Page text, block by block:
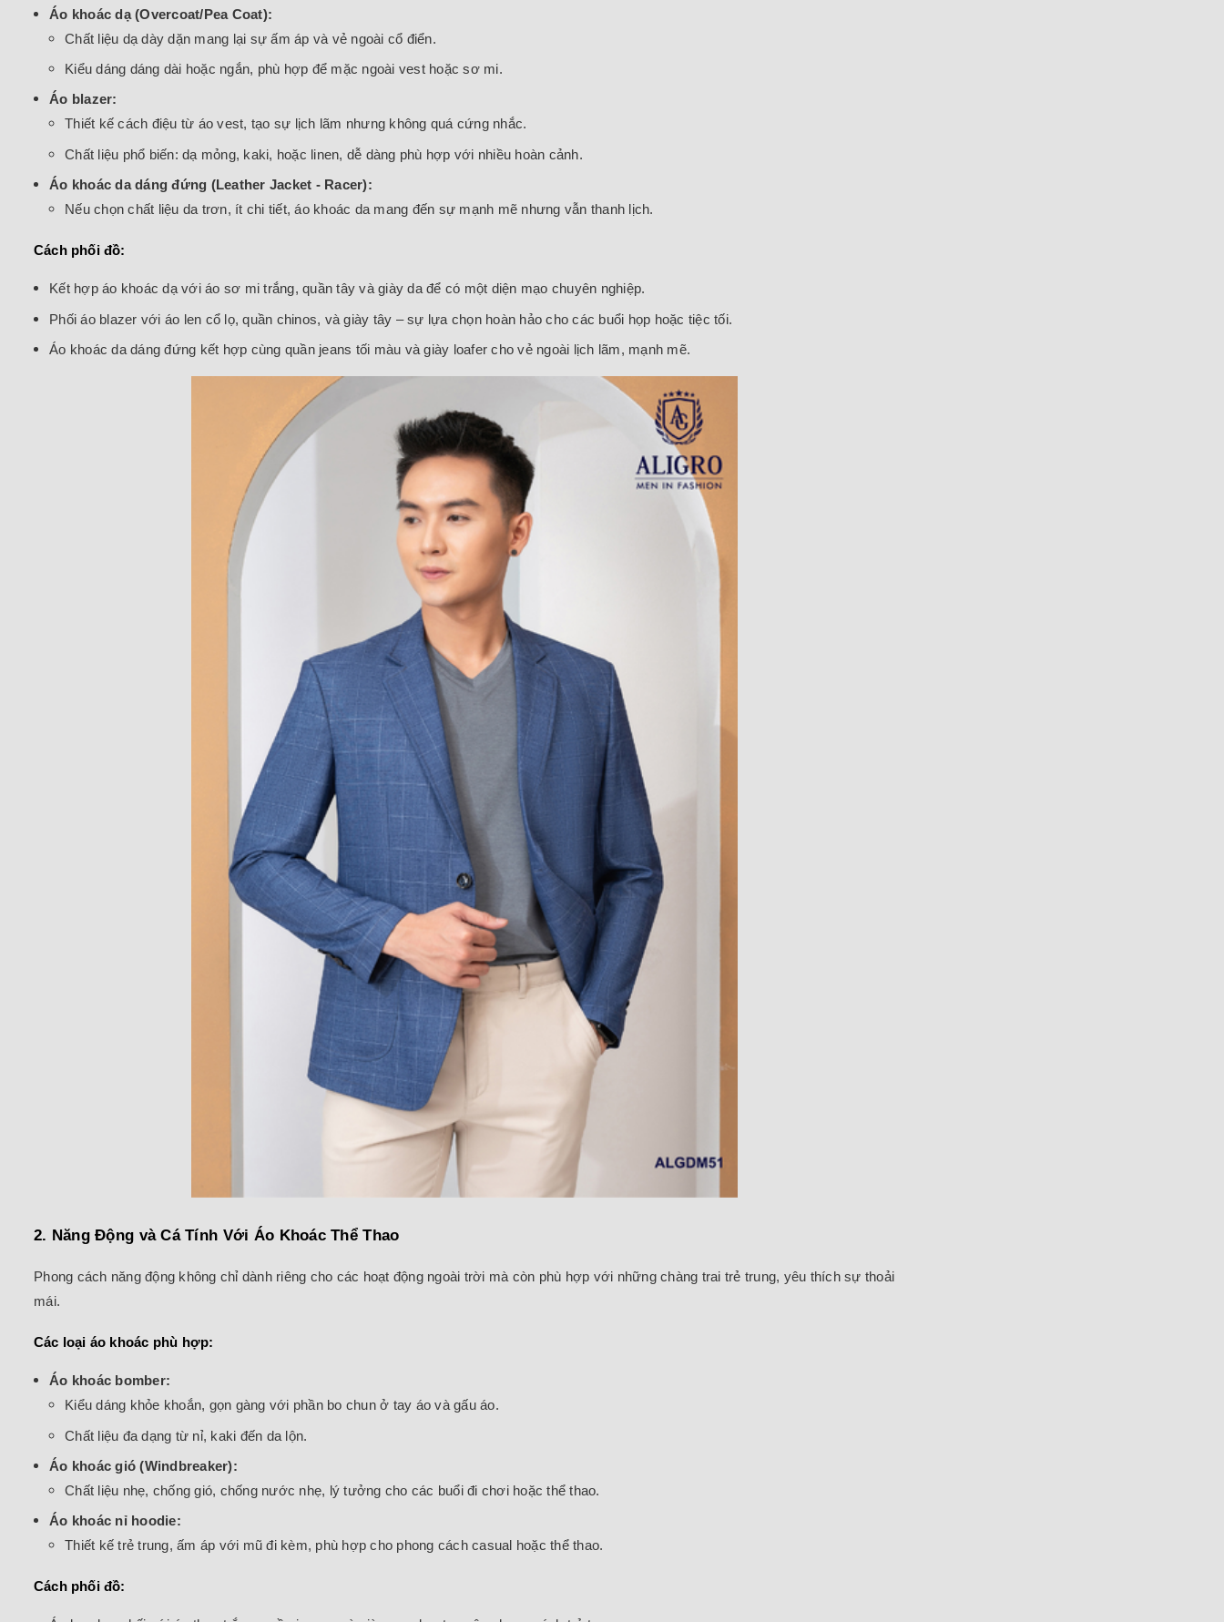
Áo khoác dạ (Overcoat/Pea Coat):
Chất liệu dạ dày dặn mang lại sự ấm áp và vẻ ngoài cổ điển.
Kiểu dáng dáng dài hoặc ngắn, phù hợp để mặc ngoài vest hoặc sơ mi.
Áo blazer:
Thiết kế cách điệu từ áo vest, tạo sự lịch lãm nhưng không quá cứng nhắc.
Chất liệu phổ biến: dạ mỏng, kaki, hoặc linen, dễ dàng phù hợp với nhiều hoàn cảnh.
Áo khoác da dáng đứng (Leather Jacket - Racer):
Nếu chọn chất liệu da trơn, ít chi tiết, áo khoác da mang đến sự mạnh mẽ nhưng vẫn thanh lịch.
Cách phối đồ:
Kết hợp áo khoác dạ với áo sơ mi trắng, quần tây và giày da để có một diện mạo chuyên nghiệp.
Phối áo blazer với áo len cổ lọ, quần chinos, và giày tây – sự lựa chọn hoàn hảo cho các buổi họp hoặc tiệc tối.
Áo khoác da dáng đứng kết hợp cùng quần jeans tối màu và giày loafer cho vẻ ngoài lịch lãm, mạnh mẽ.
2. Năng Động và Cá Tính Với Áo Khoác Thể Thao
Phong cách năng động không chỉ dành riêng cho các hoạt động ngoài trời mà còn phù hợp với những chàng trai trẻ trung, yêu thích sự thoải
mái.
Các loại áo khoác phù hợp:
Áo khoác bomber:
Kiểu dáng khỏe khoắn, gọn gàng với phần bo chun ở tay áo và gấu áo.
Chất liệu đa dạng từ nỉ, kaki đến da lộn.
Áo khoác gió (Windbreaker):
Chất liệu nhẹ, chống gió, chống nước nhẹ, lý tưởng cho các buổi đi chơi hoặc thể thao.
Áo khoác nỉ hoodie:
Thiết kế trẻ trung, ấm áp với mũ đi kèm, phù hợp cho phong cách casual hoặc thể thao.
Cách phối đồ: